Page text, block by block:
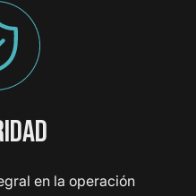
en la operación